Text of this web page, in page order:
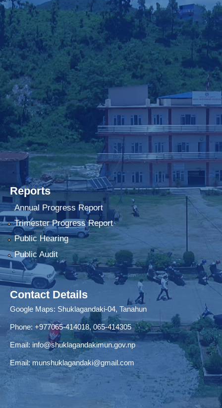
Reports
Annual Progress Report
Trimester Progress Report
Public Hearing
Public Audit
Contact Details
Google Maps: Shuklagandaki-04, Tanahun
Phone: +977065-414018,065-414305
Email: info@shuklagandakimun.gov.np
Email:munshuklagandaki@gmail.com